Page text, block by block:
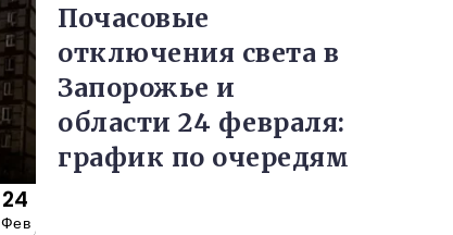
24
Фев
Почасовые
отключения света в
Запорожье и
области 24 февраля:
график по очередям